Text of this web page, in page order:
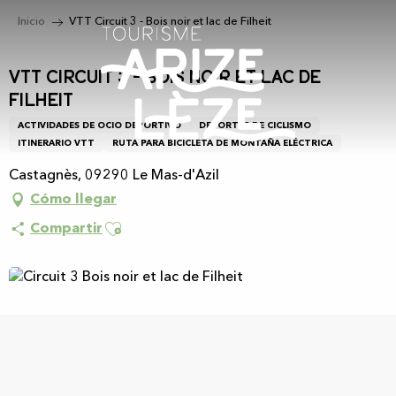
principal
Inicio VTT Circuit 3 - Bois noir et lac de Filheit
VTT Circuit 3 - Bois noir et lac de
Filheit
ACTIVIDADES DE OCIO DEPORTIVO
DEPORTES DE CICLISMO
ITINERARIO VTT
RUTA PARA BICICLETA DE MONTAÑA ELÉCTRICA
Castagnès, 09290 Le Mas-d'Azil
Cómo llegar
Compartir Ajouter aux favoris